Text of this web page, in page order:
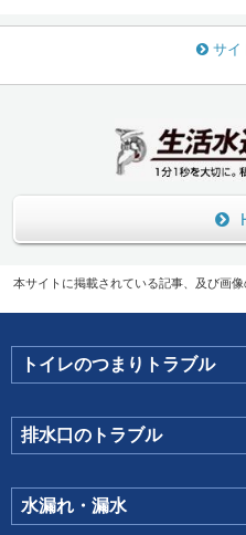
サイ
本サイトに掲載されている記事、及び画像
トイレのつまりトラブル
排水口のトラブル
水漏れ・漏水